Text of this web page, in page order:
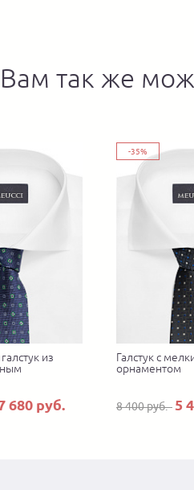
Вам так же
из
680 руб.
-35%
Галстук с
орнаментом
8 400 руб. 5